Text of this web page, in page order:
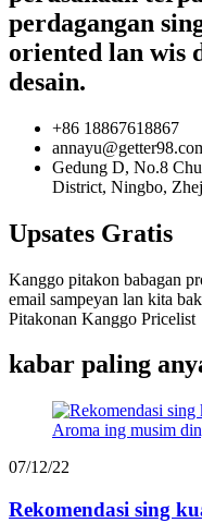
perdagangan
oriented lan wis
desain.
+86 18867618867
Gedung D, No.8
District, Ningbo,
Upsates Gratis
Kanggo pitakon babagan
email sampeyan lan kita
Pitakonan Kanggo Pricelist
kabar paling
07/12/22
Rekomendasi sing